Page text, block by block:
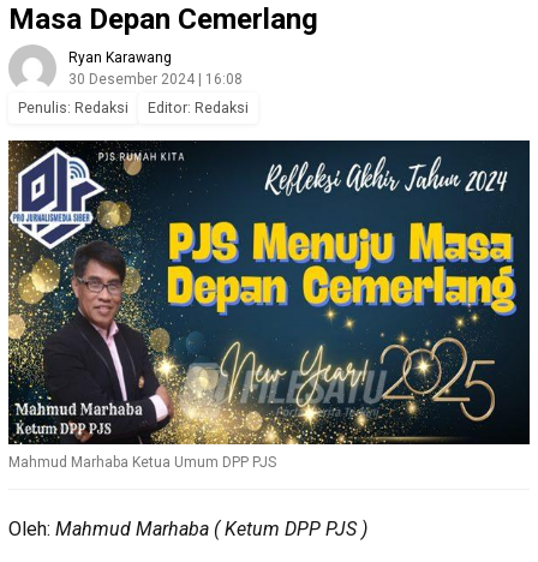
Masa Depan Cemerlang
Ryan Karawang
30 Desember 2024 | 16:08
Penulis: Redaksi Editor: Redaksi
Mahmud Marhaba Ketua Umum DPP PJS
Oleh: Mahmud Marhaba ( Ketum DPP PJS )